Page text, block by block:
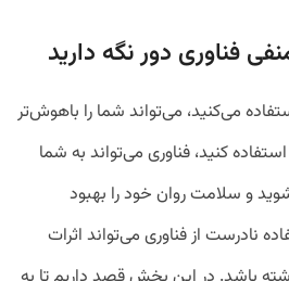
می‌کنید، می‌تواند شما را باهوش‌تر
کنید، فناوری می‌تواند به شما
و سلامت روان خود را بهبود
نادرست از فناوری می‌تواند اثرات